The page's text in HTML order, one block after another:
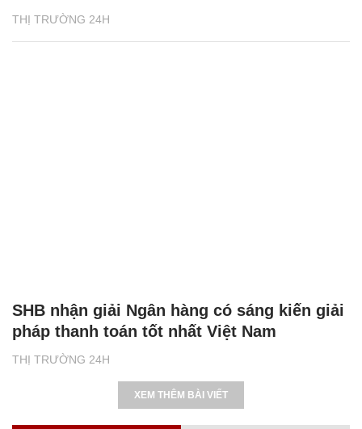
THỊ TRƯỜNG 24H
THỊ TRƯỜNG 24H
SHB nhận giải Ngân hàng có sáng kiến giải
pháp thanh toán tốt nhất Việt Nam
XEM THÊM BÀI VIẾT